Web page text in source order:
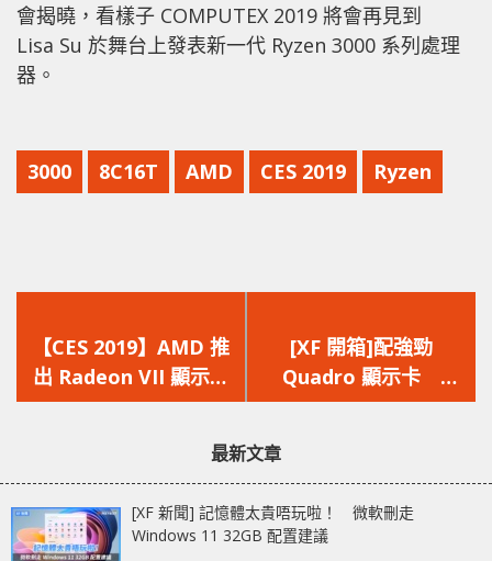
會揭曉，看樣子 COMPUTEX 2019 將會再見到
Lisa Su 於舞台上發表新一代 Ryzen 3000 系列處理
器。
3000 8C16T AMD CES 2019 Ryzen
一
篇
文
【CES 2019】AMD 推
出 Radeon VII 顯示卡
– 全球首款 7 nm 遊戲
一
篇
文
[XF 開箱]配強勁
Quadro 顯示卡
ASUS Mini PC ProArt
最新文章
[XF 新聞] 記憶體太貴唔玩啦！ 微軟刪走
Windows 11 32GB 配置建議